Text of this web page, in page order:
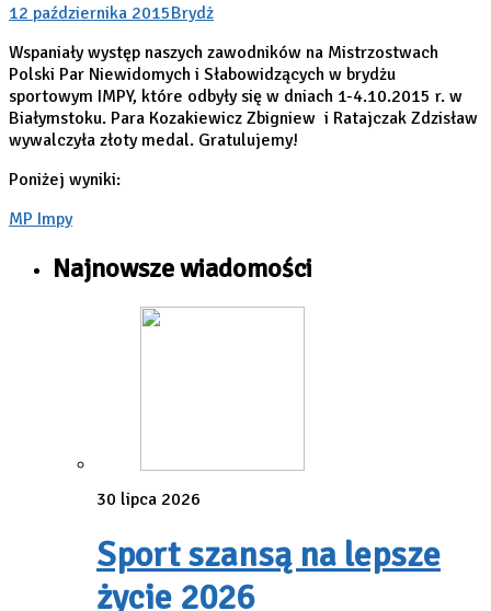
12 października 2015Brydż
Wspaniały występ naszych zawodników na Mistrzostwach
Polski Par Niewidomych i Słabowidzących w brydżu
sportowym IMPY, które odbyły się w dniach 1-4.10.2015 r. w
Białymstoku. Para Kozakiewicz Zbigniew i Ratajczak Zdzisław
wywalczyła złoty medal. Gratulujemy!
Poniżej wyniki:
MP Impy
Najnowsze wiadomości
30 lipca 2026
Sport szansą na lepsze
życie 2026